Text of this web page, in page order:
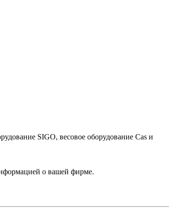
SIGO, весовое оборудование Cas и
о вашей фирме.